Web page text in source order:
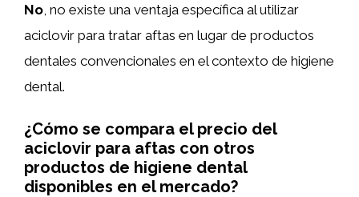
No , no existe una ventaja específica al utilizar
aciclovir para tratar aftas en lugar de productos
dentales convencionales en el contexto de higiene
dental.
¿Cómo se compara el precio del
aciclovir para aftas con otros
productos de higiene dental
disponibles en el mercado?